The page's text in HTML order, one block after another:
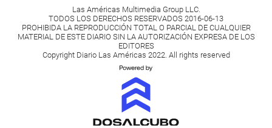
Las Américas Multimedia Group LLC.
TODOS LOS DERECHOS RESERVADOS 2016-06-13
PROHIBIDA LA REPRODUCCIÓN TOTAL O PARCIAL DE CUALQUIER
MATERIAL DE ESTE DIARIO SIN LA AUTORIZACIÓN EXPRESA DE LOS
EDITORES
Copyright Diario Las Américas 2022. All rights reserved